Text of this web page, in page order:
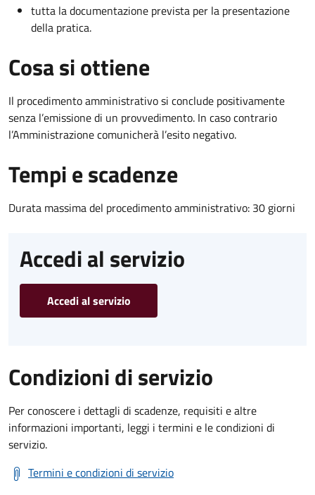
tutta la documentazione prevista per la presentazione
della pratica.
Cosa si ottiene
Il procedimento amministrativo si conclude positivamente
senza l’emissione di un provvedimento. In caso contrario
l’Amministrazione comunicherà l’esito negativo.
Tempi e scadenze
Durata massima del procedimento amministrativo: 30 giorni
Accedi al servizio
Accedi al servizio
Condizioni di servizio
Per conoscere i dettagli di scadenze, requisiti e altre
informazioni importanti, leggi i termini e le condizioni di
servizio.
Termini e condizioni di servizio